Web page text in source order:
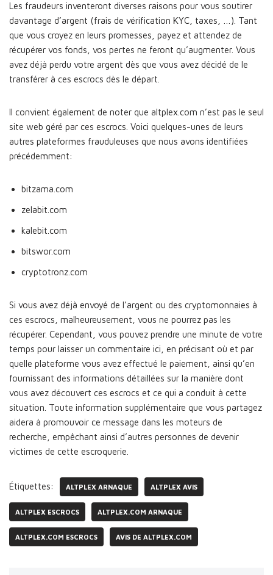
Les fraudeurs inventeront diverses raisons pour vous soutirer
davantage d’argent (frais de vérification KYC, taxes, …). Tant
que vous croyez en leurs promesses, payez et attendez de
récupérer vos fonds, vos pertes ne feront qu’augmenter. Vous
avez déjà perdu votre argent dès que vous avez décidé de le
transférer à ces escrocs dès le départ.
Il convient également de noter que altplex.com n’est pas le seul
site web géré par ces escrocs. Voici quelques-unes de leurs
autres plateformes frauduleuses que nous avons identifiées
précédemment:
bitzama.com
zelabit.com
kalebit.com
bitswor.com
cryptotronz.com
Si vous avez déjà envoyé de l’argent ou des cryptomonnaies à
ces escrocs, malheureusement, vous ne pourrez pas les
récupérer. Cependant, vous pouvez prendre une minute de votre
temps pour laisser un commentaire ici, en précisant où et par
quelle plateforme vous avez effectué le paiement, ainsi qu’en
fournissant des informations détaillées sur la manière dont
vous avez découvert ces escrocs et ce qui a conduit à cette
situation. Toute information supplémentaire que vous partagez
aidera à promouvoir ce message dans les moteurs de
recherche, empêchant ainsi d’autres personnes de devenir
victimes de cette escroquerie.
Étiquettes: ALTPLEX ARNAQUE ALTPLEX AVIS
ALTPLEX ESCROCS ALTPLEX.COM ARNAQUE
ALTPLEX.COM ESCROCS AVIS DE ALTPLEX.COM